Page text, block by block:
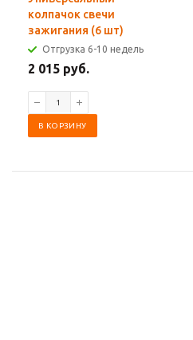
колпачок свечи
зажигания (6 шт)
Отгрузка 6-10 недель
2 015 руб.
В КОРЗИНУ